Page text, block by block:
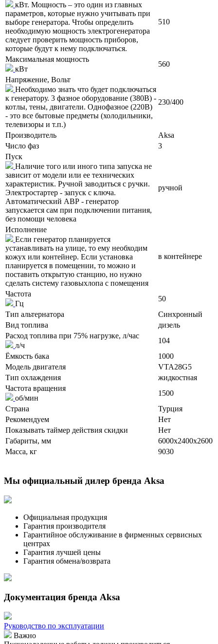
кВт. Мощность – это один из главных
параметров, которые нужно учитывать при
выборе генератора. Чтобы определить
необходимую мощность электрогенератора
следует проверить мощность приборов,
которые будут к нему подключаться.
510
Максимальная мощность
кВт
560
Напряжение, Вольт
Необходимо знать что будет подключаться
к генератору. 3 фазное оборудование (380В) -
котлы, тены, двигатели. Однофазное (220В)
- это все бытовые предметы (холодильники,
телевизоры и т.п.)
230/400
Производитель
Aksa
Число фаз
3
Пуск
Наличие того или иного типа запуска не
зависит от модели или ее технических
характеристик. Ручной заводиться с ручки.
Электростартер - запуск с ключа.
Автоматический АВР - генератор
запускается сам при подключении питания,
без помощи человека
ручной
Исполнение
Если генератор планируется
устанавливать на улице, то ему необходим
кожух или контейнер. Если установка
планируется в помещении, то можно и
поставить открытую станцию, но нужно
сделать систему газовыхлопа с помещения
в контейнере
Частота
Гц
50
Тип альтернатора
Синхронный
Вид топлива
дизель
Расход топлива при 75% нагрузке, л/час
л/ч
104
Ёмкость бака
1000
Модель двигателя
VTA28G5
Тип охлаждения
жидкостная
Частота вращения
об/мин
1500
Страна
Турция
Рекомендуем
Нет
Показывать таймер действия скидки
Нет
Габариты, мм
6000x2400x2600
Масса, кг
9030
Мы официальный дилер бренда Aksa
Официальная продукция
Гарантия производителя
Гарантийное обслуживание в фирменных сервисных
центрах
Гарантия лучшей цены
Гарантия обмена/возврата
Документация бренда Aksa
Руководство по эксплуатации
Важно